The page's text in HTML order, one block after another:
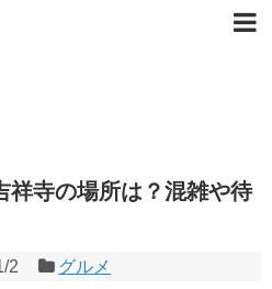
祥寺の場所は？混雑や待
2 グルメ